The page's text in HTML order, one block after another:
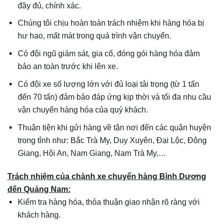
đầy đủ, chính xác.
Chúng tôi chịu hoàn toàn trách nhiệm khi hàng hóa bị
hư hao, mất mát trong quá trình vận chuyển.
Có đội ngũ giám sát, gia cố, đóng gói hàng hóa đảm
bảo an toàn trước khi lên xe.
Có đội xe số lượng lớn với đủ loại tải trọng (từ 1 tấn
đến 70 tấn) đảm bảo đáp ứng kịp thời và tối đa nhu cầu
vận chuyển hàng hóa của quý khách.
Thuận tiện khi gửi hàng về tận nơi đến các quận huyện
trong tỉnh như: Bắc Trà My, Duy Xuyên, Đại Lộc, Đông
Giang, Hội An, Nam Giang, Nam Trà My,…
Trách nhiệm của chành xe chuyển hàng Bình Dương
đến Quảng Nam:
Kiểm tra hàng hóa, thỏa thuận giao nhận rõ ràng với
khách hàng.